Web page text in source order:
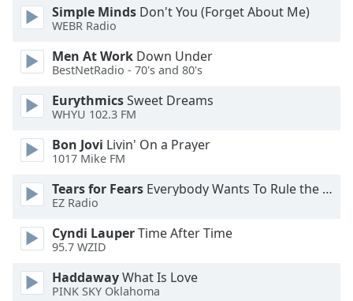
Style
Font
Family
Reset
Done
Close
dialog
window.
Simple Minds Don't You (Forget About Me)
WEBR Radio
Men At Work Down Under
BestNetRadio - 70's and 80's
EurythmicsSweet Dreams
WHYU 102.3 FM
Bon Jovi Livin' On a Prayer
1017 Mike FM
Tears for Fears Everybody Wants To Rule the World
EZ Radio
Cyndi LauperTime After Time
95.7 WZID
HaddawayWhat Is Love
PINK SKY Oklahoma